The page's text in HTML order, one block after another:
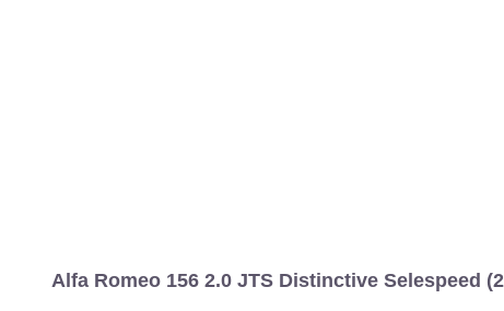
Alfa Romeo 156 2.0 JTS Distinctive Selespeed